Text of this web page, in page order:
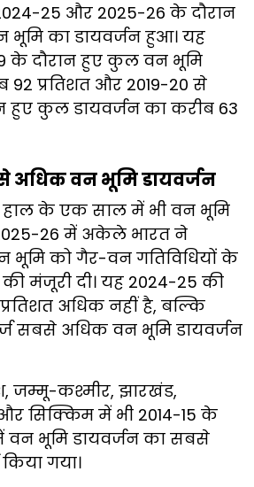
25 और 2025-26 के दौरान
भूमि का डायवर्जन हुआ। यह
के दौरान हुए कुल वन भूमि
92 प्रतिशत और 2019-20 से
हुए कुल डायवर्जन का करीब 63
अधिक वन भूमि डायवर्जन
के एक साल में भी वन भूमि
26 में अकेले भारत ने
भूमि को गैर-वन गतिविधियों के
मंजूरी दी। यह 2024-25 की
अधिक नहीं है, बल्कि
सबसे अधिक वन भूमि डायवर्जन
जम्मू-कश्मीर, झारखंड,
सिक्किम में भी 2014-15 के
वन भूमि डायवर्जन का सबसे
गया।